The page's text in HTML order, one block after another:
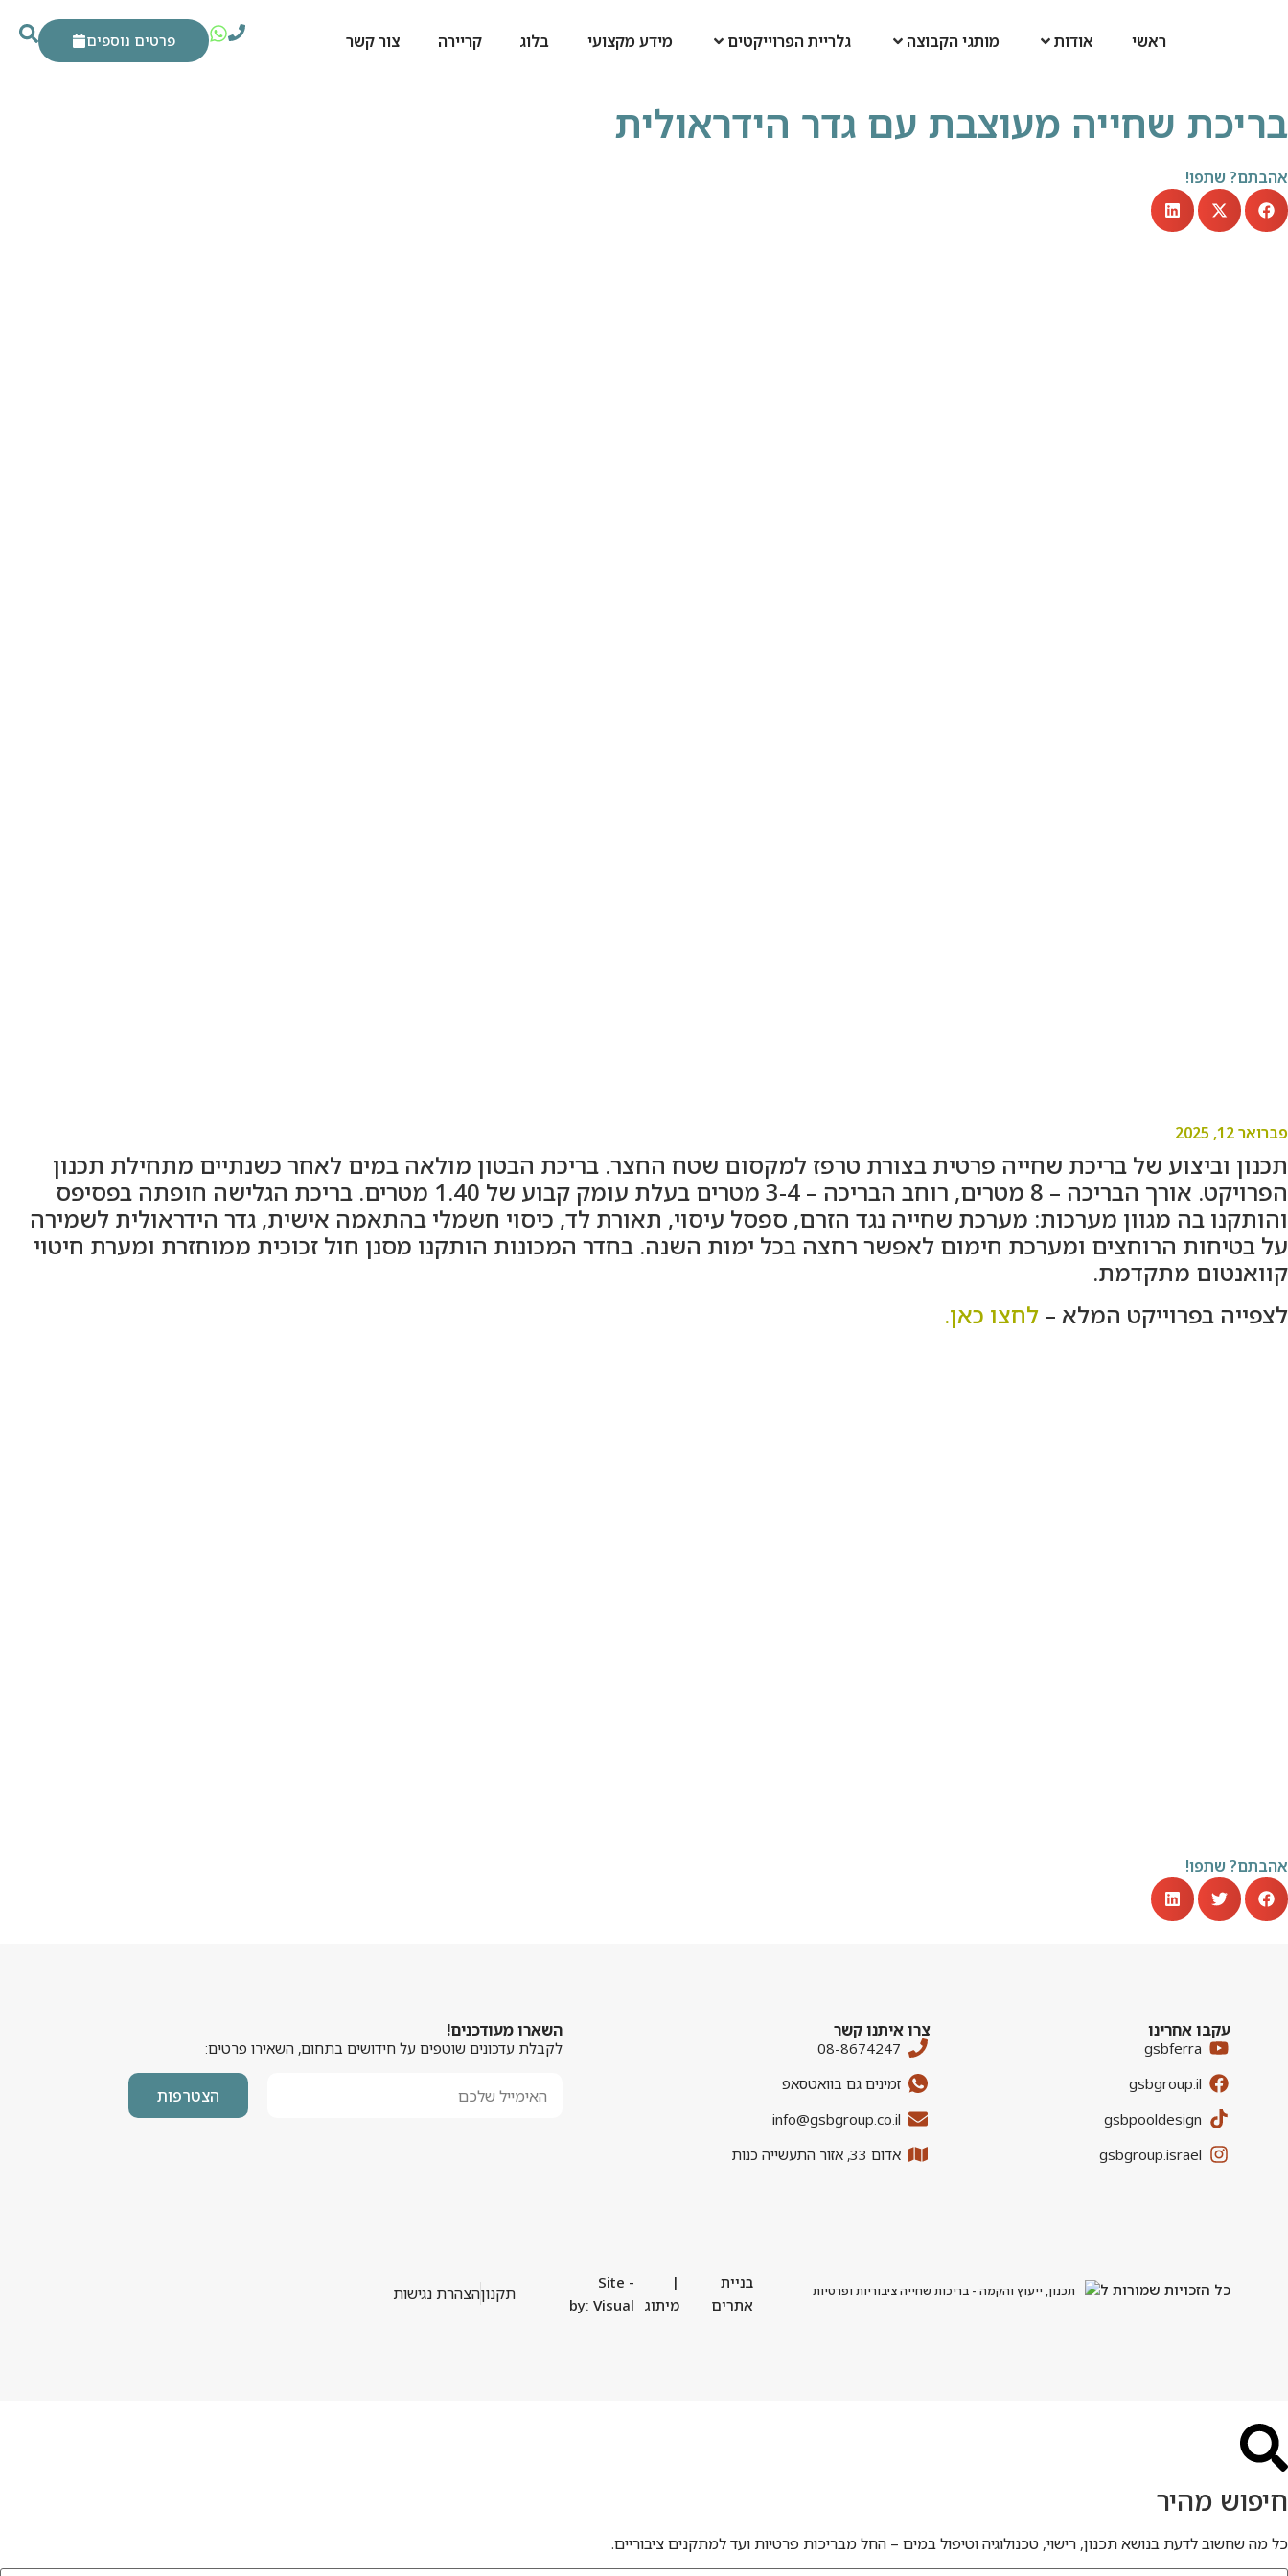
פרטים נוספים ראשי אודות מותגי הקבוצה גלריית הפרוייקטים מידע מקצועי בלוג קריירה צור קשר
בריכת שחייה מעוצבת עם גדר הידראולית
אהבתם? שתפו!
פברואר 12, 2025
תכנון וביצוע של בריכת שחייה פרטית בצורת טרפז למקסום שטח החצר. בריכת הבטון מולאה במים לאחר כשנתיים מתחילת תכנון
הפרויקט. אורך הבריכה – 8 מטרים, רוחב הבריכה – 3-4 מטרים בעלת עומק קבוע של 1.40 מטרים. בריכת הגלישה חופתה בפסיפס
והותקנו בה מגוון מערכות: מערכת שחייה נגד הזרם, ספסל עיסוי, תאורת לד, כיסוי חשמלי בהתאמה אישית, גדר הידראולית לשמירה
על בטיחות הרוחצים ומערכת חימום לאפשר רחצה בכל ימות השנה. בחדר המכונות הותקנו מסנן חול זכוכית ממוחזרת ומערת חיטוי
קוואנטום מתקדמת.
לצפייה בפרוייקט המלא – לחצו כאן.
אהבתם? שתפו!
עקבו אחרינו
gsbferra
gsbgroup.il
gsbpooldesign
gsbgroup.israel
צרו איתנו קשר
08-8674247
זמינים גם בוואטסאפ
info@gsbgroup.co.il
אדום 33, אזור התעשייה כנות
השארו מעודכנים!
לקבלת עדכונים שוטפים על חידושים בתחום, השאירו פרטים:
הצטרפות
כל הזכויות שמורות ל תכנון, ייעוץ והקמה - בריכות שחייה ציבוריות ופרטיות
בניית
אתרים
|
מיתוג
- Site
by: Visual
תקנוןהצהרת נגישות
חיפוש מהיר
כל מה שחשוב לדעת בנושא תכנון, רישוי, טכנולוגיה וטיפול במים – החל מבריכות פרטיות ועד למתקנים ציבוריים.